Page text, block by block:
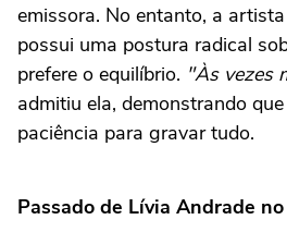
emissora. No entanto, a
possui uma postura radical
prefere o equilíbrio. "Às vezes
admitiu ela, demonstrando
paciência para gravar tudo.
Passado de Lívia Andrade no